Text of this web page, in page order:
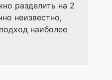
разделить на 2
неизвестно,
наиболее